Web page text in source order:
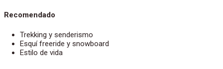
Recomendado
Trekking y senderismo
Esquí freeride y snowboard
Estilo de vida